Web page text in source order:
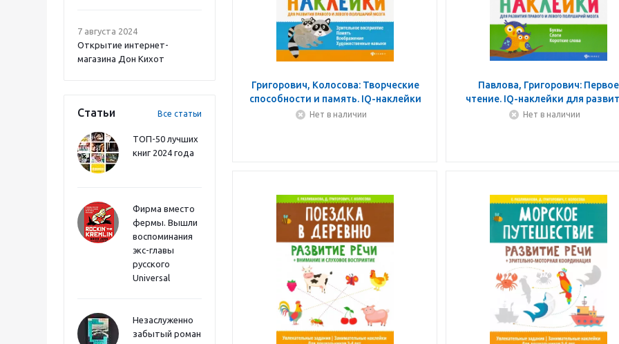
7 августа 2024
Открытие интернет-
магазина Дон Кихот
Статьи Все статьи
ТОП-50 лучших
книг 2024 года
Фирма вместо
фермы. Вышли
воспоминания
экс-главы
русского
Universal
Незаслуженно
забытый роман
Григорович, Колосова: Творческие
способности и память. IQ-наклейки
Нет в наличии
Павлова, Григорович: Первое
чтение. IQ-наклейки для
правого и левого полушария
Нет в наличии